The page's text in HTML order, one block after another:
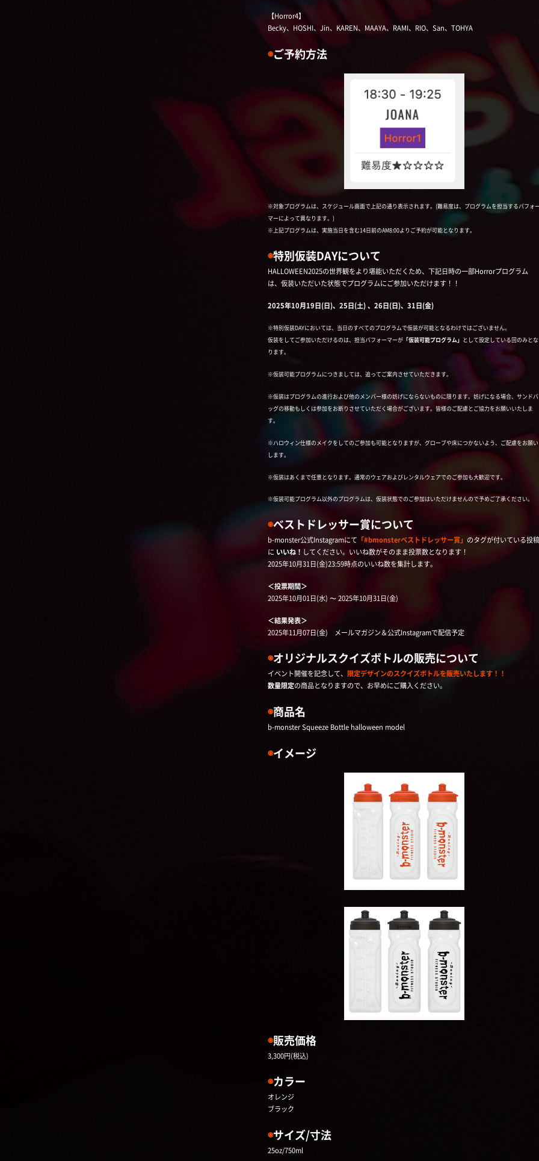
【Horror4】
Becky、HOSHI、Jin、KAREN、MAAYA、RAMI、RIO、San、TOHYA
◉ご予約方法
※対象プログラムは、スケジュール画面で上記の通り表示されます。(難易度は、プログラムを担当するパフォ
マーによって異なります。)
※上記プログラムは、実施当日を含む14日前のAM8:00よりご予約が可能となります。
◉特別仮装DAYについて
HALLOWEEN2025の世界観をより堪能いただくため、下記日時の一部Horrorプログラム
は、仮装いただいた状態でプログラムにご参加いただけます！！
2025年10月19日(日)、25日(土) 、26日(日)、31日(金)
※特別仮装DAYにおいては、当日のすべてのプログラムで仮装が可能となるわけではございません。
仮装をしてご参加いただけるのは、担当パフォーマーが「仮装可能プログラム」 として設定している回のみとな
ります。
※仮装可能プログラムにつきましては、追ってご案内させていただきます。
※仮装はプログラムの進行および他のメンバー様の妨げにならないものに限ります。妨げになる場合、サンドバ
ッグの移動もしくは参加をお断りさせていただく場合がございます。皆様のご配慮とご協力をお願いいたしま
す。
※ハロウィン仕様のメイクをしてのご参加も可能となりますが、グローブや床につかないよう、ご配慮をお願い
します。
※仮装はあくまで任意となります。通常のウェアおよびレンタルウェアでのご参加も大歓迎です。
※仮装可能プログラム以外のプログラムは、仮装状態でのご参加はいただけませんので予めご了承ください。
◉ベストドレッサー賞について
b-monster公式Instagramにて 「#bmonsterベストドレッサー賞」 のタグが付いている投稿
に いいね！ してください。いいね数がそのまま投票数となります！
2025年10月31日(金)23:59時点のいいね数を集計します。
＜投票期間＞
2025年10月01日(水) 〜 2025年10月31日(金)
＜結果発表＞
2025年11月07日(金) メールマガジン＆公式Instagramで配信予定
◉オリジナルスクイズボトルの販売について
イベント開催を記念して、 限定デザインのスクイズボトルを販売いたします！！
数量限定の商品となりますので、お早めにご購入ください。
◉商品名
b-monster Squeeze Bottle halloween model
◉イメージ
◉販売価格
3,300円(税込)
◉カラー
オレンジ
ブラック
◉サイズ/寸法
25oz/750ml